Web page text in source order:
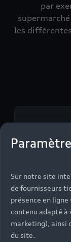
par
les
Sur notre site
de fournisseurs
présence en
contenu adapté
marketing), ainsi
du site.